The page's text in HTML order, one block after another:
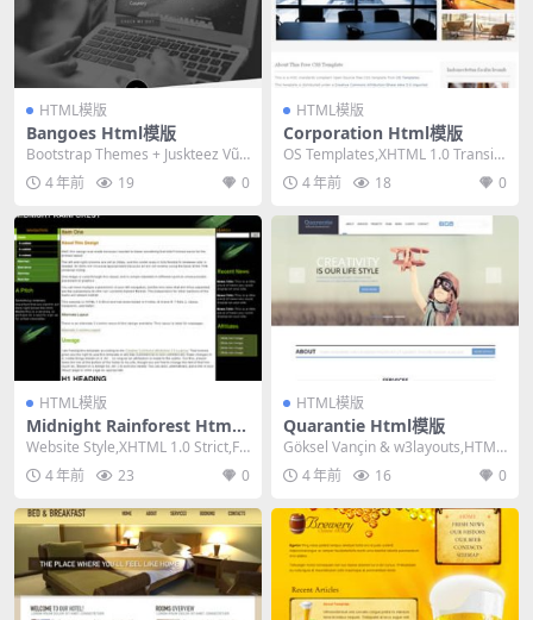
HTML模版
Bangoes Html模版
Bootstrap Themes + Juskteez Vũ,
HTML 5,Re...
4 年前 19 0
HTML模版
Corporation Html模版
OS Templates,XHTML 1.0 Transiti
onal,Fixe...
4 年前 18 0
HTML模版
Midnight Rainforest Html
模版
Website Style,XHTML 1.0 Strict,Fix
ed Wid...
4 年前 23 0
HTML模版
Quarantie Html模版
Göksel Vançin & w3layouts,HTML
5,Res...
4 年前 16 0